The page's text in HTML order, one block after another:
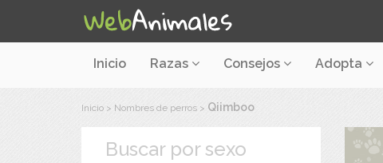
Inicio Razas Consejos Adopta
Inicio > Nombres de perros > Qiimboo
Buscar por sexo